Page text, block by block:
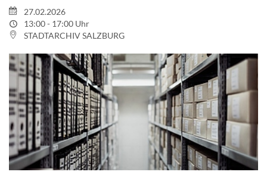
27.02.2026
13:00 - 17:00 Uhr
STADTARCHIV SALZBURG